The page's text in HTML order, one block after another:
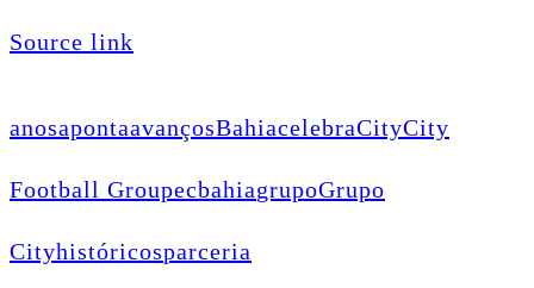
Source link
anosapontaavançosBahiacelebraCityCity
Football GroupecbahiagrupoGrupo
Cityhistóricosparceria